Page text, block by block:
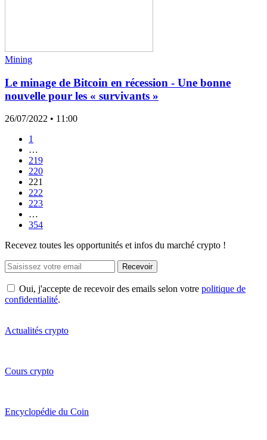
Mining
Le minage de Bitcoin en récession - Une bonne
nouvelle pour les « survivants »
26/07/2022 • 11:00
1
…
219
220
221
222
223
…
354
Recevez toutes les opportunités et infos du marché crypto !
Recevoir
Oui, j'accepte de recevoir des emails selon votre politique de
confidentialité.
Actualités crypto
Cours crypto
Encyclopédie du Coin